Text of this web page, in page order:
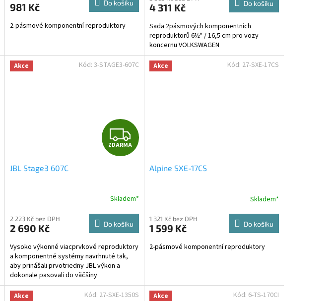
981 Kč Do košíku
2-pásmové komponentní reproduktory
A
4 311 Kč Do košíku
Sada 2pásmových komponentních
reproduktorů 6½" / 16,5 cm pro vozy
koncernu VOLKSWAGEN
Akce
Z
D
R
M
A
ZDARMA
JBL Stage3 607C
Skladem*
2 223 Kč bez DPH
2 690 Kč Do košíku
Vysoko výkonné viacprvkové reproduktory
a komponentné systémy navrhnuté tak,
aby prinášali prvotriedny JBL výkon a
dokonale pasovali do väčšiny
továrenských miest pre reproduktory.
Kód: 3-STAGE3-607C Akce
Alpine SXE-17CS
Skladem*
1 321 Kč bez DPH
1 599 Kč Do košíku
2-pásmové komponentní reproduktory
Kód: 27-SXE-17CS
Akce Kód: 27-SXE-1350S Akce Kód: 6-TS-170CI